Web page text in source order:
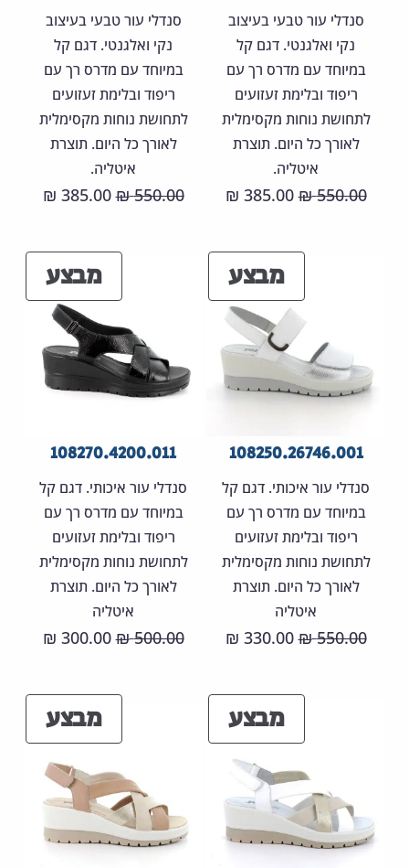
סנדלי עור טבעי בעיצוב
נקי ואלגנטי. דגם קל
במיוחד עם מדרס רך עם
ריפוד ובלימת זעזועים
לתחושת נוחות מקסימלית
לאורך כל היום. תוצרת
איטליה.
550.00
₪ המחיר
היה:
550.00 ₪.
385.00
₪
המחיר
הוא:
סנדלי עור טבעי בעיצוב
נקי ואלגנטי. דגם קל
במיוחד עם מדרס רך עם
ריפוד ובלימת זעזועים
לתחושת נוחות מקסימלית
לאורך כל היום. תוצרת
איטליה.
550.00
₪ המחיר
היה:
550.00 ₪.
385.00
₪
הוא:
מבצעמוצרים
במבצע
108250.26746.001
סנדלי עור איכותי. דגם קל
במיוחד עם מדרס רך עם
ריפוד ובלימת זעזועים
לתחושת נוחות מקסימלית
לאורך כל היום. תוצרת
איטליה
550.00
₪ המחיר
היה:
550.00 ₪.
330.00
₪
המחיר
הוא:
מבצע
108270.4200.011
סנדלי עור איכותי. דגם קל
במיוחד עם מדרס רך עם
ריפוד ובלימת זעזועים
לתחושת נוחות מקסימלית
לאורך כל היום. תוצרת
איטליה
500.00
₪ המחיר
היה:
500.00 ₪.
300.00
₪
הוא:
מבצעמוצרים
במבצע
מבצע